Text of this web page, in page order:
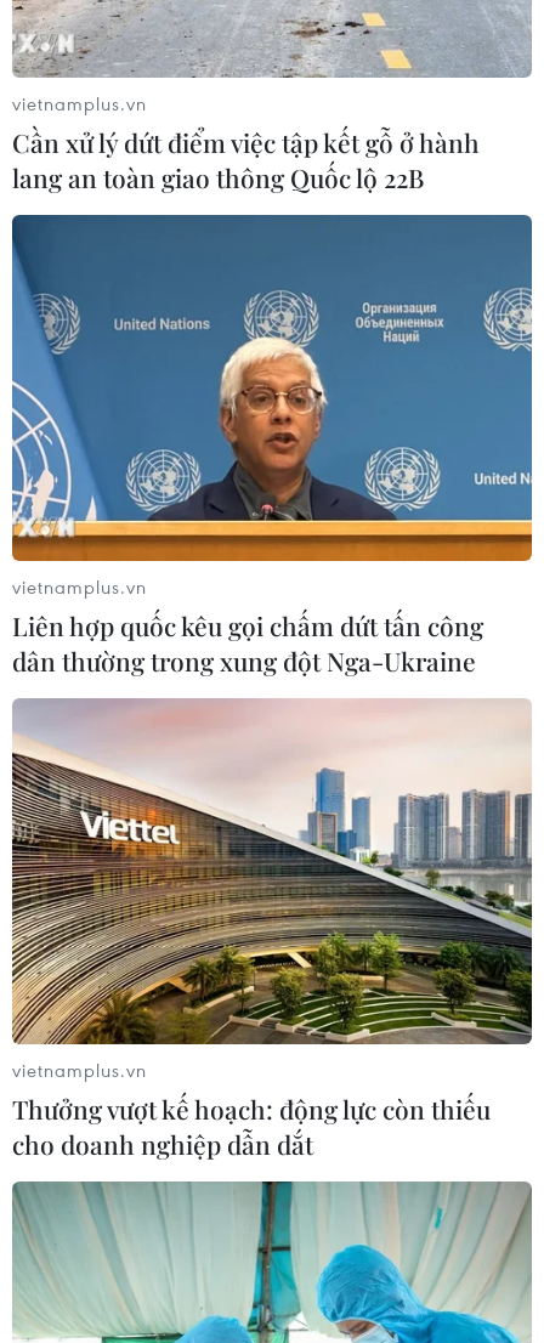
Bắt thêm hai đối tượng trong băng nhóm
dùng súng quân dụng đi trộm cắp
11/03/2020 11:13
Hai đối tượng bị bắt là Nguyễn Văn Trung (28 tuổi, ngụ
Dư Công Hoàng (tên thường gọi là Mẫm, 16 tuổi, ngụ tại
xã Thuận Lợi, huyện Đồng Phú).
Tiền Giang: Điều tra, xử lý vụ nhóm thanh
niên tấn công cán bộ Công an
15/04/2020 11:16
Trên mạng xã hội xuất hiện đoạn clip ghi lại cảnh một
nhóm thanh niên dùng nhiều hung khí tấn công buộc
một cán bộ Công an xã phải rút công cụ hỗ trợ bắn hai
phát chỉ thiên.
vietnamplus.vn
Cần xử lý dứt điểm việc tập kết gỗ ở hành
lang an toàn giao thông Quốc lộ 22B
vietnamplus.vn
Liên hợp quốc kêu gọi chấm dứt tấn công
dân thường trong xung đột Nga-Ukraine
vietnamplus.vn
Thưởng vượt kế hoạch: động lực còn thiếu
cho doanh nghiệp dẫn dắt